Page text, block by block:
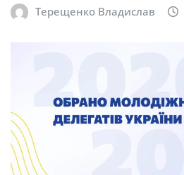
Терещенко Владислав